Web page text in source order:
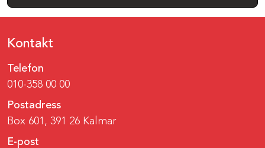
Kontakt
Telefon
010-358 00 00
Postadress
Box 601, 391 26 Kalmar
E-post